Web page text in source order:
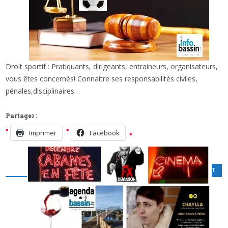
SOS AVOCAT : LE SPORT, LE DROIT, ET VOUS… x
Droit sportif : Pratiquants, dirigeants, entraineurs, organisateurs,
vous êtes concernés! Connaitre ses responsabilités civiles,
pénales,disciplinaires…
Partager :
Imprimer Facebook
SOS AVOCAT,SPORT